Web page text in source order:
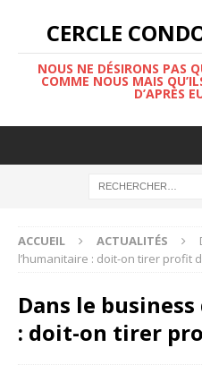
CERCLE
NOUS NE DÉSIRONS PAS
COMME NOUS MAIS
D’APRÈS
ACCUEIL ACTUALITÉS
l’humanitaire : doit-on tirer profit
Dans le
: doit-on tirer